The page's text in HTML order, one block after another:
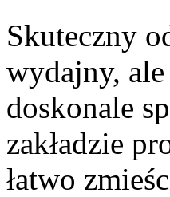
Skuteczny
wydajny,
doskonale
zakładzie
łatwo